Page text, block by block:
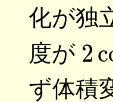
化が独
度が
2
ず体積